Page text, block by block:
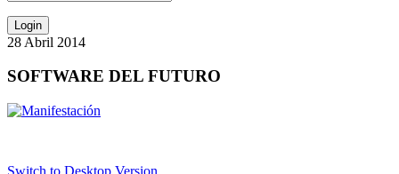
28 Abril 2014
SOFTWARE DEL FUTURO
Switch to Desktop Version